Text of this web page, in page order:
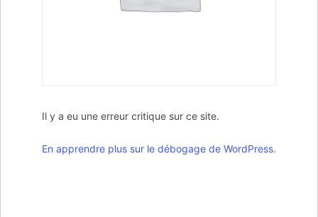
Il y a eu une erreur critique sur ce site.
En apprendre plus sur le débogage de WordPress.